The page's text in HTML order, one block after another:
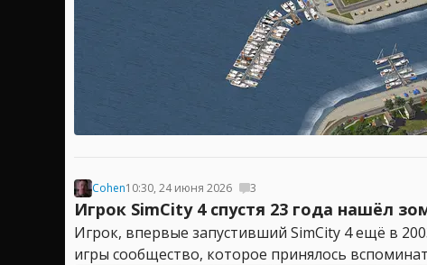
Cohen10:30, 24 июня 2026 3
Игрок SimCity 4 спустя 23 года нашёл
Игрок, впервые запустивший SimCity 4 ещё в
игры сообщество, которое принялось